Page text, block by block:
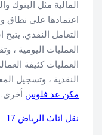
المالية مثل البنوك
اعتمادها على نطاق
التعامل النقدي.
العمليات اليومية ،
العمليات كثيفة
النقدية ، وتسجيل
مكن عد فلوس أخرى.
نقل اثاث الرياض 17